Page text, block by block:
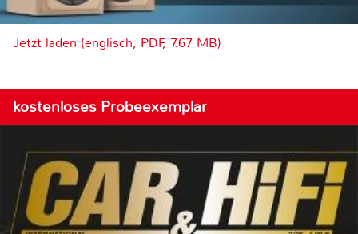
Jetzt laden (englisch, PDF, 7.67 MB)
kostenloses Probeexemplar